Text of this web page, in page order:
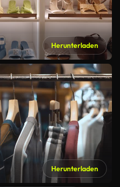
Herunterladen
Herunterladen